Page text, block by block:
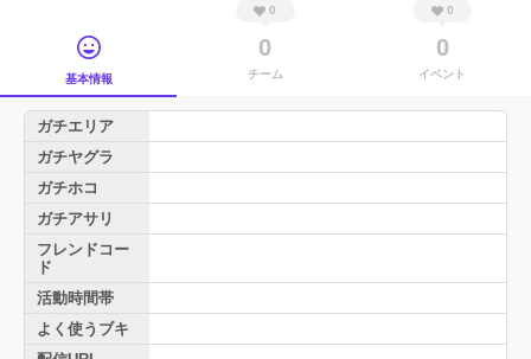
基本情報
0
0
チーム
0
0
イベント
ガチエリア
ガチヤグラ
ガチホコ
ガチアサリ
フレンドコー
ド
活動時間帯
よく使うブキ